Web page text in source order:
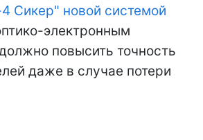
Сикер" новой системой
электронным
повысить точность
даже в случае потери